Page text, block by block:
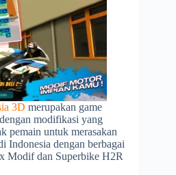
3D merupakan game
modifikasi yang
pemain untuk merasakan
Indonesia dengan berbagai
Modif dan Superbike H2R